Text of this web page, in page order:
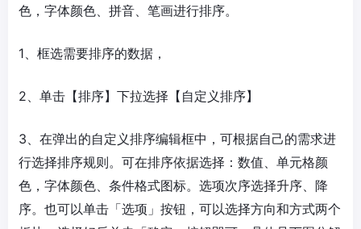
色，字体颜色、拼音、笔画进行排序。
1、框选需要排序的数据，
2、单击【排序】下拉选择【自定义排序】
3、在弹出的自定义排序编辑框中，可根据自己的需求进
行选择排序规则。可在排序依据选择：数值、单元格颜
色，字体颜色、条件格式图标。选项次序选择升序、降
序。也可以单击「选项」按钮，可以选择方向和方式两个